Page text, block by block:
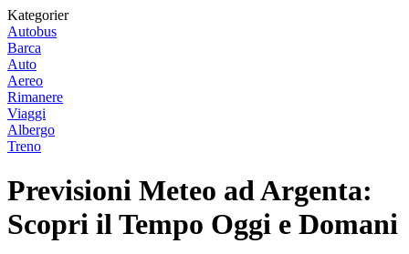
Kategorier
Autobus
Barca
Auto
Aereo
Rimanere
Viaggi
Albergo
Treno
Previsioni Meteo ad Argenta:
Scopri il Tempo Oggi e Domani